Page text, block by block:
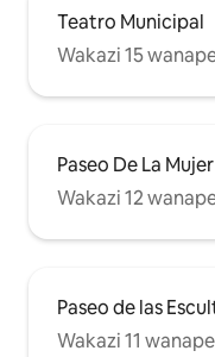
Teatro Municipal
Wakazi 15
Paseo De La
Wakazi 12
Paseo de las
Wakazi 11